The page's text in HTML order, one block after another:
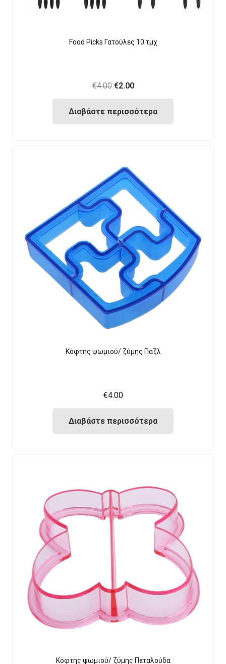
Food Picks Γατούλες 10 τμχ
€4.00 Original
was:
€2.00Current
is:
Διαβάστε περισσότερα
Κόφτης ψωμιού/ ζύμης Παζλ
€4.00
Διαβάστε περισσότερα
Κόφτης ψωμιού/ ζύμης Πεταλούδα